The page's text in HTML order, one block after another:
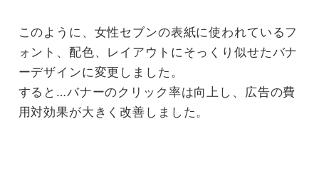
このように、女性セブンの表紙に使われているフ
ォント、配色、レイアウトにそっくり似せたバナ
ーデザインに変更しました。
すると…バナーのクリック率は向上し、広告の費
用対効果が大きく改善しました。